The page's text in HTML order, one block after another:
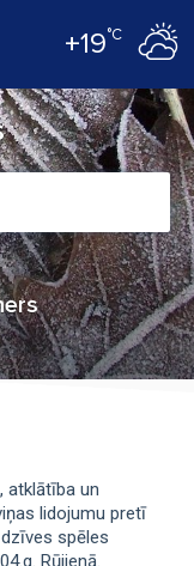
+19°C
atklātība un
lidojumu pretī
spēles
Rūjienā.